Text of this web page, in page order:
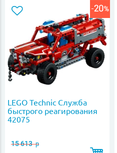
LEGO Technic Служба
быстрого реагирования
42075
15 613р